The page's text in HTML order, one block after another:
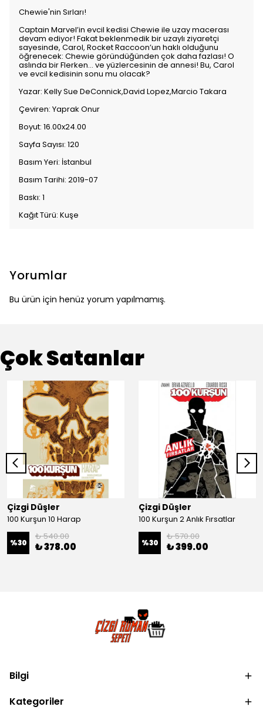
Chewie'nin Sırları!
Captain Marvel’in evcil kedisi Chewie ile uzay macerası
devam ediyor! Fakat beklenmedik bir uzaylı ziyaretçi
sayesinde, Carol, Rocket Raccoon’un haklı olduğunu
öğrenecek: Chewie göründüğünden çok daha fazlası! O
aslında bir Flerken... ve yüzlercesinin de annesi! Bu, Carol
ve evcil kedisinin sonu mu olacak?
Yazar: Kelly Sue DeConnick,David Lopez,Marcio Takara
Çeviren: Yaprak Onur
Boyut: 16.00x24.00
Sayfa Sayısı: 120
Basım Yeri: İstanbul
Basım Tarihi: 2019-07
Baskı: 1
Kağıt Türü: Kuşe
Yorumlar
Bu ürün için henüz yorum yapılmamış.
Çok Satanlar
Çizgi Düşler
100 Kurşun 10 Harap
%30
₺ 540.00
₺ 378.00
Çizgi Düşler
100 Kurşun 2 Anlık Fırsatlar
%30
₺ 570.00
₺ 399.00
Bilgi
Kategoriler